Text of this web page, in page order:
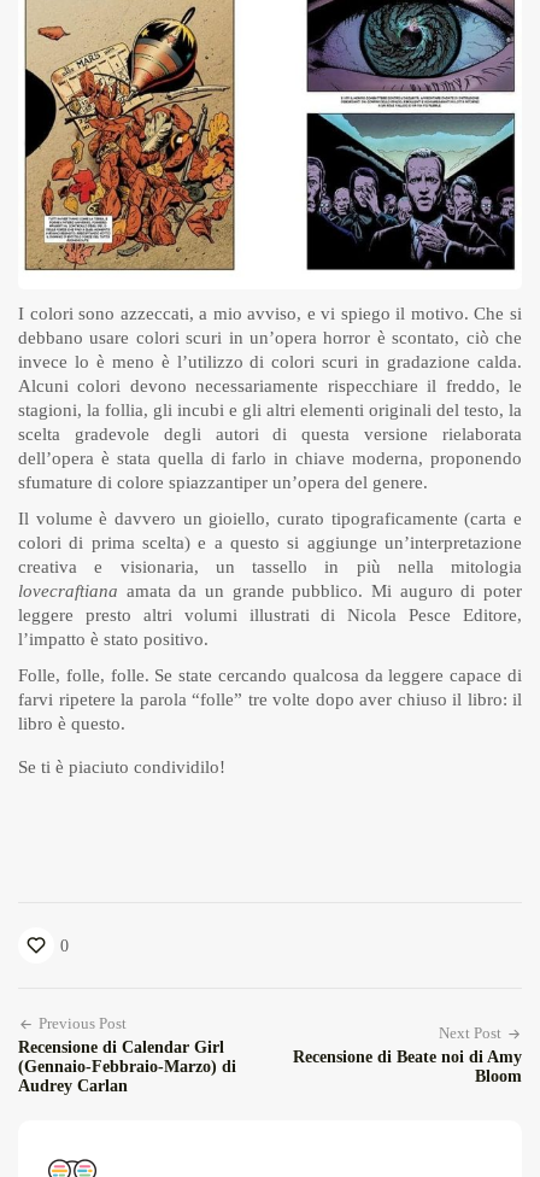
I colori sono azzeccati, a mio avviso, e vi spiego il motivo. Che si
debbano usare colori scuri in un’opera horror è scontato, ciò che
invece lo è meno è l’utilizzo di colori scuri in gradazione calda.
Alcuni colori devono necessariamente rispecchiare il freddo, le
stagioni, la follia, gli incubi e gli altri elementi originali del testo, la
scelta gradevole degli autori di questa versione rielaborata
dell’opera è stata quella di farlo in chiave moderna, proponendo
sfumature di colore spiazzantiper un’opera del genere.
Il volume è davvero un gioiello, curato tipograficamente (carta e
colori di prima scelta) e a questo si aggiunge un’interpretazione
creativa e visionaria, un tassello in più nella mitologia
lovecraftiana amata da un grande pubblico. Mi auguro di poter
leggere presto altri volumi illustrati di Nicola Pesce Editore,
l’impatto è stato positivo.
Folle, folle, folle. Se state cercando qualcosa da leggere capace di
farvi ripetere la parola “folle” tre volte dopo aver chiuso il libro: il
libro è questo.
Se ti è piaciuto condividilo!
0
Previous Post
Recensione di Calendar Girl
(Gennaio-Febbraio-Marzo) di
Audrey Carlan
Next Post
Recensione di Beate noi di Amy
Bloom